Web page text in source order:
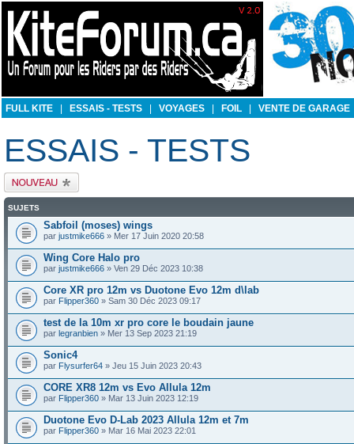
FULL KITE ESSAIS - TESTS VOYAGES FOIL VENTE DE GARAGE
ESSAIS - TESTS
Publier un nouveau
sujet
SUJETS
Sabfoil (moses) wings
par justmike666 » Mer 17 Juin 2020 20:58
Wing Core Halo pro
par justmike666 » Ven 29 Déc 2023 10:38
Core XR pro 12m vs Duotone Evo 12m d\lab
par Flipper360 » Sam 30 Déc 2023 09:17
test de la 10m xr pro core le boudain jaune
par legranbien » Mer 13 Sep 2023 21:19
Sonic4
par Flysurfer64 » Jeu 15 Juin 2023 20:43
CORE XR8 12m vs Evo Allula 12m
par Flipper360 » Mar 13 Juin 2023 12:19
Duotone Evo D-Lab 2023 Allula 12m et 7m
par Flipper360 » Mar 16 Mai 2023 22:01